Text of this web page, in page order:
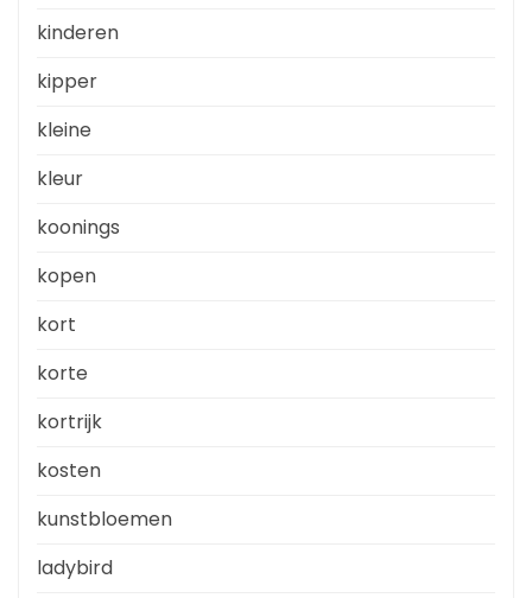
kinderen
kipper
kleine
kleur
koonings
kopen
kort
korte
kortrijk
kosten
kunstbloemen
ladybird